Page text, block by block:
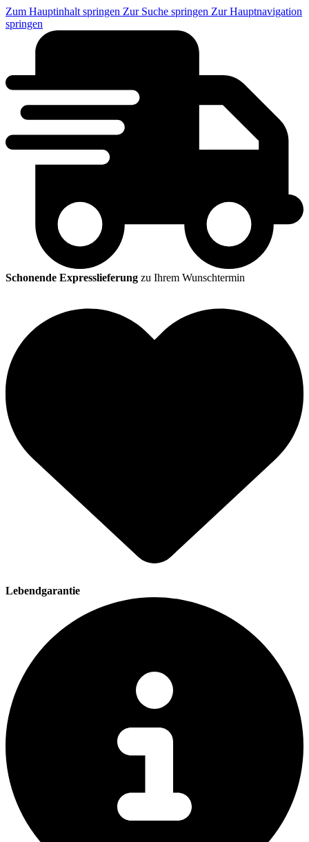
Zum Hauptinhalt springen Zur Suche springen Zur Hauptnavigation
springen
Schonende Expresslieferung zu Ihrem Wunschtermin
Lebendgarantie